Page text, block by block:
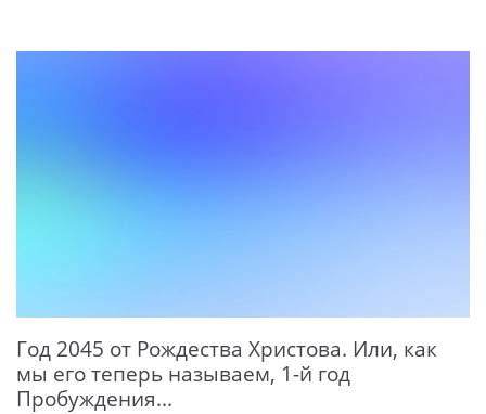
Год 2045 от Рождества Христова. Или, как
мы его теперь называем, 1-й год
Пробуждения...